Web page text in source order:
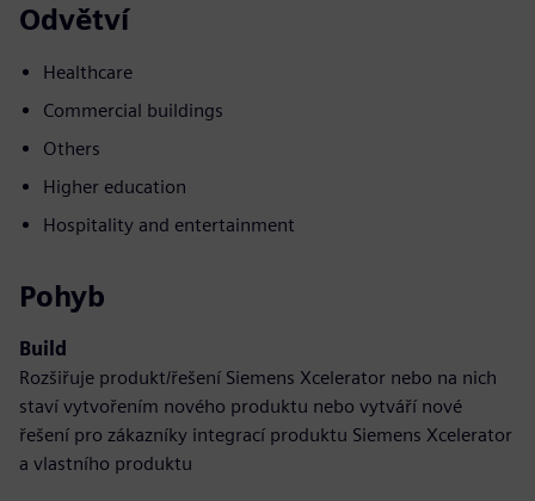
Odvětví
Healthcare
Commercial buildings
Others
Higher education
Hospitality and entertainment
Pohyb
Build
Rozšiřuje produkt/řešení Siemens Xcelerator nebo na nich
staví vytvořením nového produktu nebo vytváří nové
řešení pro zákazníky integrací produktu Siemens Xcelerator
a vlastního produktu